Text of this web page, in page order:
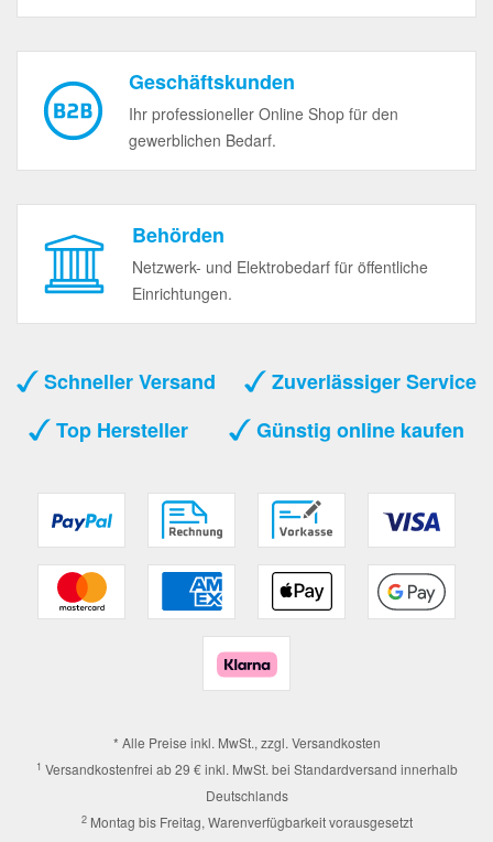
Geschäftskunden
Ihr professioneller Online Shop für den
gewerblichen Bedarf.
Behörden
Netzwerk- und Elektrobedarf für öffentliche
Einrichtungen.
Schneller Versand
Zuverlässiger Service
Top Hersteller
Günstig online kaufen
* Alle Preise inkl. MwSt., zzgl. Versandkosten
1 Versandkostenfrei ab 29 € inkl. MwSt. bei Standardversand innerhalb
Deutschlands
2Montag bis Freitag, Warenverfügbarkeit vorausgesetzt